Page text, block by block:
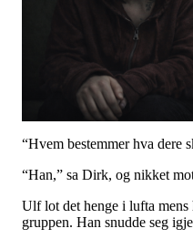
“Hvem bestemmer hva dere
“Han,” sa Dirk, og nikket
Ulf lot det henge i lufta mens
gruppen. Han snudde seg